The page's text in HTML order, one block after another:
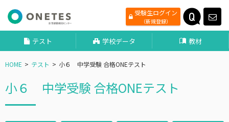
受験生ログイン
（新規登録）
テスト 学校データ 教材
HOME テスト 小６ 中学受験 合格ONEテスト
小６ 中学受験 合格ONEテスト